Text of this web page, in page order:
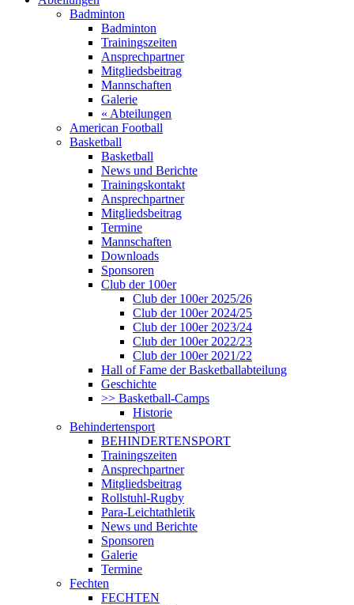
Badminton
Badminton
Trainingszeiten
Ansprechpartner
Mitgliedsbeitrag
Mannschaften
Galerie
« Abteilungen
American Football
Basketball
Basketball
News und Berichte
Trainingskontakt
Ansprechpartner
Mitgliedsbeitrag
Termine
Mannschaften
Downloads
Sponsoren
Club der 100er
Club der 100er 2025/26
Club der 100er 2024/25
Club der 100er 2023/24
Club der 100er 2022/23
Club der 100er 2021/22
Hall of Fame der Basketballabteilung
Geschichte
>> Basketball-Camps
Historie
Behindertensport
BEHINDERTENSPORT
Trainingszeiten
Ansprechpartner
Mitgliedsbeitrag
Rollstuhl-Rugby
Para-Leichtathletik
News und Berichte
Sponsoren
Galerie
Termine
Fechten
FECHTEN